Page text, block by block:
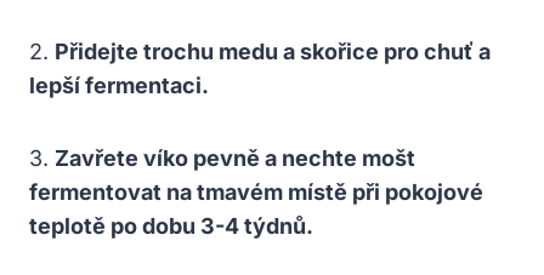
2. Přidejte trochu medu a skořice pro chuť a
lepší fermentaci.
3. Zavřete víko pevně a nechte mošt
fermentovat na tmavém místě při pokojové
teplotě po dobu 3-4 týdnů.